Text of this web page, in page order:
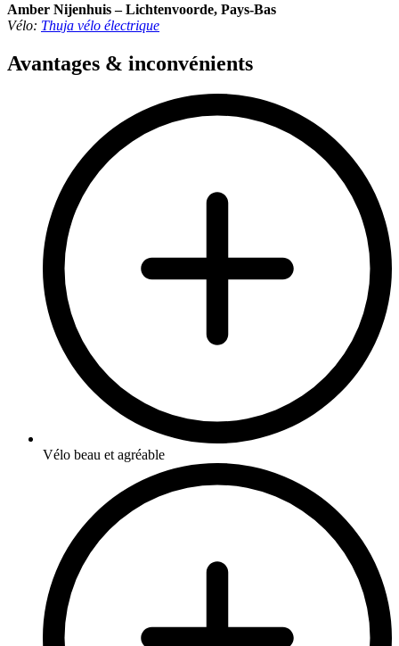
Amber Nijenhuis – Lichtenvoorde, Pays-Bas
Vélo: Thuja vélo électrique
Avantages & inconvénients
Vélo beau et agréable